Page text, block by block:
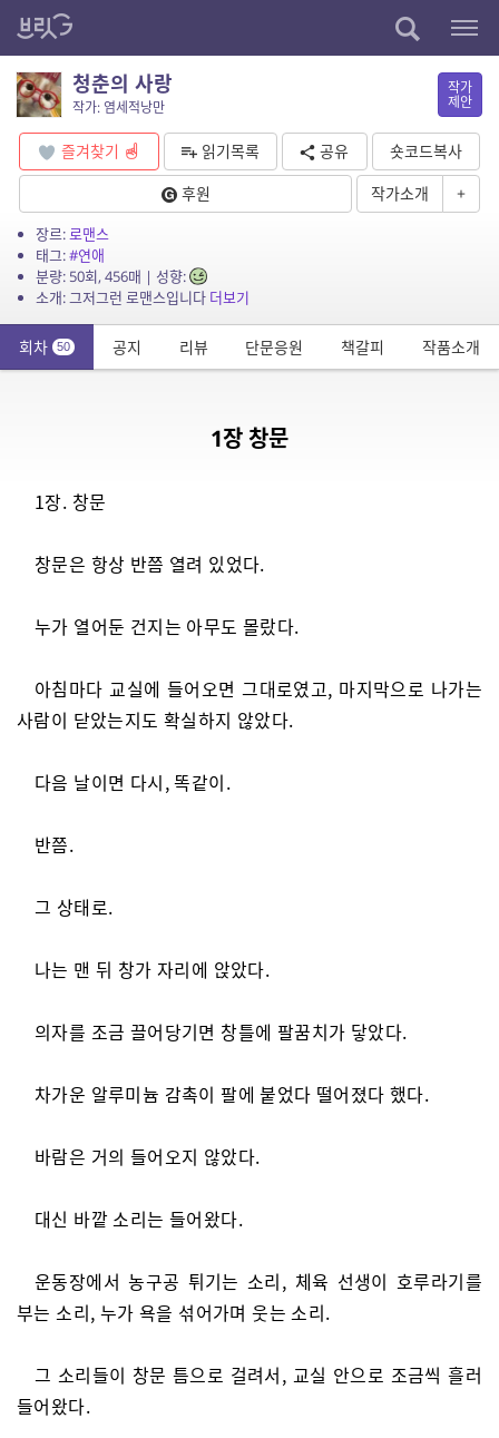
청춘의 사랑
작가: 염세적낭만
작가
제안
즐겨찾기 읽기목록 공유
숏코드복사
후원
작가소개 +
장르:로맨스
태그:#연애
분량: 50회, 456매 | 성향:
소개: 그저그런 로맨스입니다 더보기
회차 50 공지 리뷰 단문응원 책갈피 작품소개
1장 창문
1장. 창문
창문은 항상 반쯤 열려 있었다.
누가 열어둔 건지는 아무도 몰랐다.
아침마다 교실에 들어오면 그대로였고, 마지막으로 나가는
사람이 닫았는지도 확실하지 않았다.
다음 날이면 다시, 똑같이.
반쯤.
그 상태로.
나는 맨 뒤 창가 자리에 앉았다.
의자를 조금 끌어당기면 창틀에 팔꿈치가 닿았다.
차가운 알루미늄 감촉이 팔에 붙었다 떨어졌다 했다.
바람은 거의 들어오지 않았다.
대신 바깥 소리는 들어왔다.
운동장에서 농구공 튀기는 소리, 체육 선생이 호루라기를
부는 소리, 누가 욕을 섞어가며 웃는 소리.
그 소리들이 창문 틈으로 걸려서, 교실 안으로 조금씩 흘러
들어왔다.